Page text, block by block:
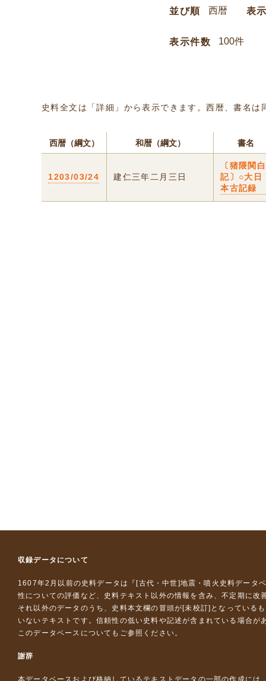
並び順 表
表示件数
史料全文は「詳細」から表示できます。西暦、書名
西暦（綱文） 和暦（綱文） 書名
1203/03/24 建仁三年二月三日
〔猪隈関白
記〕○大日
本古記録
収録データについて
1607年2月以前の史料データは『 [古代・中世]地震・噴火史料データ
性についての評価など、史料テキスト以外の情報を含み、不定期に改
それ以外のデータのうち、史料本文欄の冒頭が[未校訂]となっている
いないテキストです。信頼性の低い史料や記述が含まれている場合が
このデータベースについて もご参照ください。
謝辞
本データベースおよび格納しているテキストデータの一部の作成には